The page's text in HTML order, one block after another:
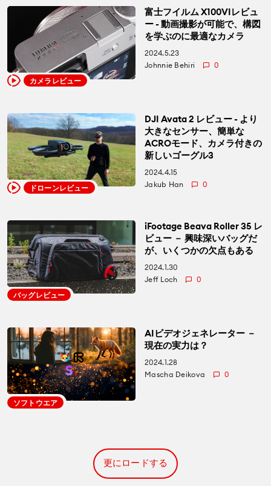
カメラレビュー
富士フイルム X100VIレビュ
ー - 動画撮影が可能で、構図
を学ぶのに最適なカメラ
2024.5.23
Johnnie Behiri
0
ドローンレビュー
DJI Avata 2 レビュー - より
大きなセンサー、簡単な
ACROモード、カメラ付きの
新しいゴーグル3
2024.4.15
Jakub Han
0
バッグレビュー
iFootage Beava Roller 35 レ
ビュー － 興味深いバッグだ
が、いくつかの欠点もある
2024.1.30
Jeff Loch
0
ソフトウエア
AIビデオジェネレーター －
現在の実力は？
2024.1.28
Mascha Deikova
0
更にロードする